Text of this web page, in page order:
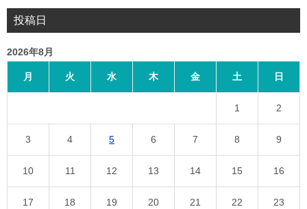
投稿日
2026年8月
月 火 水 木 金 土 日
1 2
3 4 5 6 7 8 9
10 11 12 13 14 15 16
17 18 19 20 21 22 23